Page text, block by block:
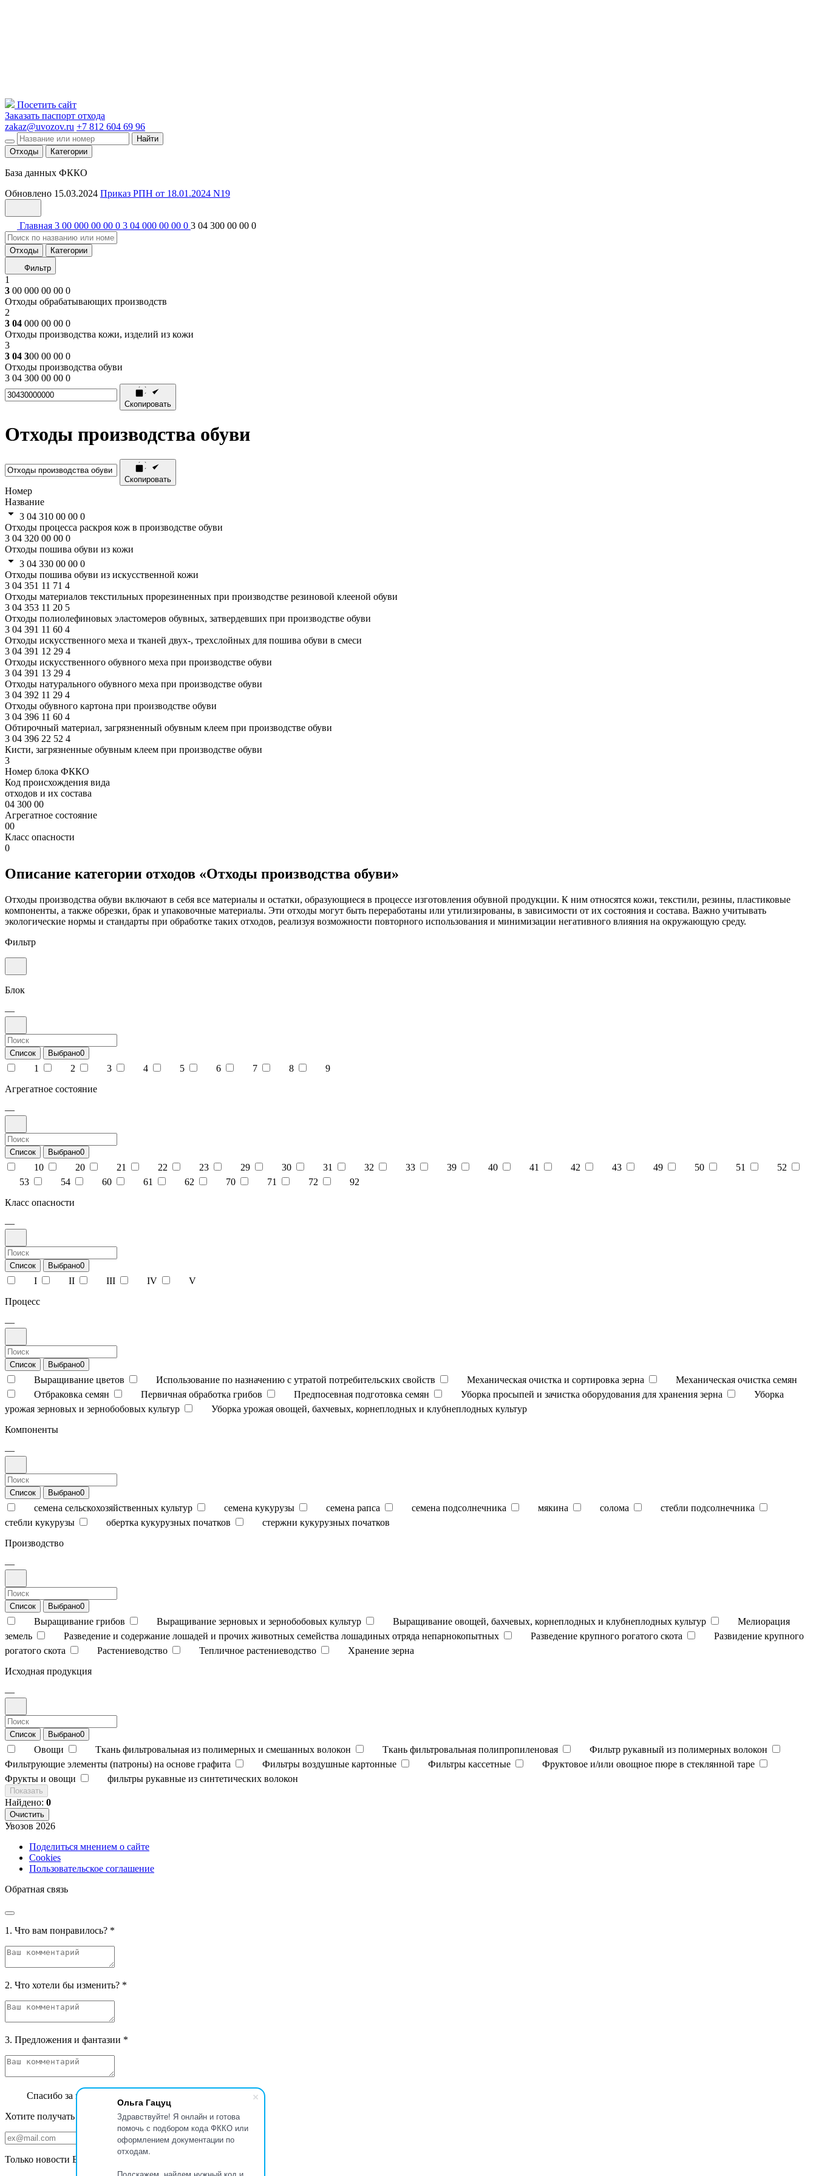
Ольга Гацуц
Здравствуйте! Я онлайн и готова
помочь с подбором кода ФККО или
оформлением документации по
отходам.
Посетить сайт
Заказать паспорт отхода
zakaz@uvozov.ru +7 812 604 69 96
Найти
Отходы
Категории
База данных ФККО
Обновлено 15.03.2024 Приказ РПН от 18.01.2024 N19
Главная 3 00 000 00 00 0 3 04 000 00 00 0 3 04 300 00 00 0
Отходы
Категории
Фильтр
1
3 00 000 00 00 0
Отходы обрабатывающих производств
2
3 04 000 00 00 0
Отходы производства кожи, изделий из кожи
3
3 04 300 00 00 0
Отходы производства обуви
3 04 300 00 00 0
Скопировать
Отходы производства обуви
Скопировать
Номер
Название
3 04 310 00 00 0
Отходы процесса раскроя кож в производстве обуви
3 04 320 00 00 0
Отходы пошива обуви из кожи
3 04 330 00 00 0
Отходы пошива обуви из искусственной кожи
3 04 351 11 71 4
Отходы материалов текстильных прорезиненных при производстве резиновой клееной обуви
3 04 353 11 20 5
Отходы полиолефиновых эластомеров обувных, затвердевших при производстве обуви
3 04 391 11 60 4
Отходы искусственного меха и тканей двух-, трехслойных для пошива обуви в смеси
3 04 391 12 29 4
Отходы искусственного обувного меха при производстве обуви
3 04 391 13 29 4
Отходы натурального обувного меха при производстве обуви
3 04 392 11 29 4
Отходы обувного картона при производстве обуви
3 04 396 11 60 4
Обтирочный материал, загрязненный обувным клеем при производстве обуви
3 04 396 22 52 4
Кисти, загрязненные обувным клеем при производстве обуви
3
Номер блока ФККО
Код происхождения вида
отходов и их состава
04 300 00
Агрегатное состояние
00
Класс опасности
0
Описание категории отходов «Отходы производства обуви»
Отходы производства обуви включают в себя все материалы и остатки, образующиеся в процессе изготовления обувной продукции. К ним относятся кожи, текстили, резины, пластиковые
компоненты, а также обрезки, брак и упаковочные материалы. Эти отходы могут быть переработаны или утилизированы, в зависимости от их состояния и состава. Важно учитывать
экологические нормы и стандарты при обработке таких отходов, реализуя возможности повторного использования и минимизации негативного влияния на окружающую среду.
Фильтр
Блок
—
Список Выбрано0
1 2 3 4 5 6 7 8
9
Агрегатное состояние
—
Список Выбрано0
10 20 21 22 23 29 30 31 32 33 39 40 41 42 43 49 50 51
52
53
54 60 61 62 70 71 72
92
Класс опасности
—
Список Выбрано0
I II III IV
V
Процесс
—
Список Выбрано0
Выращивание цветов Использование по назначению с утратой потребительских свойств Механическая очистка и сортировка зерна
Механическая очистка семян
Отбраковка семян
Первичная обработка грибов Предпосевная подготовка семян Уборка просыпей и зачистка оборудования для хранения зерна
Уборка
урожая зерновых и зернобобовых культур
Уборка урожая овощей, бахчевых, корнеплодных и клубнеплодных культур
Компоненты
—
Список Выбрано0
семена сельскохозяйственных культур семена кукурузы семена рапса семена подсолнечника мякина солома
стебли подсолнечника
стебли кукурузы
обертка кукурузных початков
стержни кукурузных початков
Производство
—
Список Выбрано0
Выращивание грибов Выращивание зерновых и зернобобовых культур Выращивание овощей, бахчевых, корнеплодных и клубнеплодных культур
Мелиорация
земель
Разведение и содержание лошадей и прочих животных семейства лошадиных отряда непарнокопытных Разведение крупного рогатого скота
Развидение крупного
рогатого скота
Растениеводство Тепличное растениеводство
Хранение зерна
Исходная продукция
—
Список Выбрано0
Овощи Ткань фильтровальная из полимерных и смешанных волокон Ткань фильтровальная полипропиленовая
Фильтр рукавный из полимерных волокон
Фильтрующие элементы (патроны) на основе графита
Фильтры воздушные картонные Фильтры кассетные
Фруктовое и/или овощное пюре в стеклянной таре
Фрукты и овощи
фильтры рукавные из синтетических волокон
Показать
Найдено: 0
Очистить
Увозов 2026
Поделиться мнением о сайте
Cookies
Пользовательское соглашение
Обратная связь
1. Что вам понравилось? *
2. Что хотели бы изменить? *
3. Предложения и фантазии *
Спасибо за ваш отзыв
Хотите получать уведомления об обновлении сайта на почту?
Только новости Базы данных ФККО Увозов